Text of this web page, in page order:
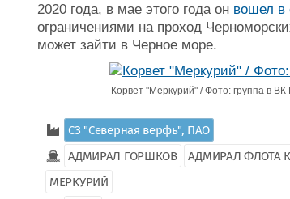
2020 года, в мае этого года он вошел в
ограничениями на проход
может зайти в Черное море.
Корвет "Меркурий" / Фото: группа в
СЗ "Северная верфь", ПАО
АДМИРАЛ ГОРШКОВ
АДМИРАЛ ФЛОТА
МЕРКУРИЙ